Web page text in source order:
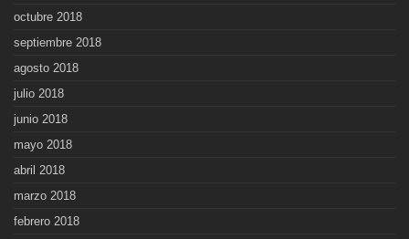
octubre 2018
septiembre 2018
agosto 2018
julio 2018
junio 2018
mayo 2018
abril 2018
marzo 2018
febrero 2018